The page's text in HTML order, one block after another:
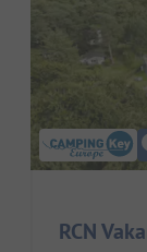
RCN